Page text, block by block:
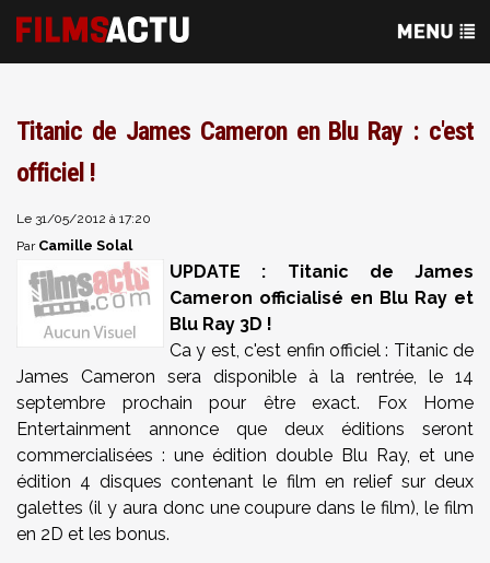
Titanic de James Cameron en Blu Ray : c'est
officiel !
Le 31/05/2012 à 17:20
Par Camille Solal
UPDATE : Titanic de James
Cameron officialisé en Blu Ray et
Blu Ray 3D !
Ca y est, c'est enfin officiel : Titanic de
James Cameron sera disponible à la rentrée, le 14
septembre prochain pour être exact. Fox Home
Entertainment annonce que deux éditions seront
commercialisées : une édition double Blu Ray, et une
édition 4 disques contenant le film en relief sur deux
galettes (il y aura donc une coupure dans le film), le film
en 2D et les bonus.